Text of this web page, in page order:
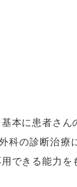
本に患者さん
科の診断治療
できる能力を